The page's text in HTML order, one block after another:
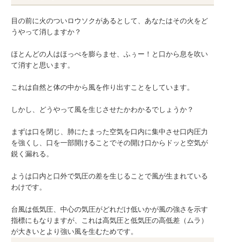
目の前に火のついロウソクがあるとして、あなたはその火をど
うやって消しますか？
ほとんどの人はほっぺを膨らませ、ふぅー！と口から息を吹い
て消すと思います。
これは自然と体の中から風を作り出すことをしています。
しかし、どうやって風を生じさせたかわかるでしょうか？
まずは口を閉じ、肺にたまった空気を口内に集中させ口内圧力
を強くし、口を一部開けることでその開け口からドッと空気が
鋭く漏れる。
ようは口内と口外で気圧の差を生じることで風が生まれている
わけです。
台風は低気圧、中心の気圧がどれだけ低いかが風の強さを示す
指標にもなりますが、これは高気圧と低気圧の高低差（ムラ）
が大きいとより強い風を生むためです。